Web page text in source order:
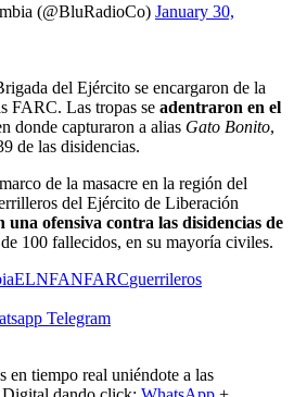
(@BluRadioCo) January 30,
del Ejército se encargaron de la
FARC. Las tropas se adentraron en el
donde capturaron a alias Gato Bonito,
de las disidencias.
de la masacre en la región del
del Ejército de Liberación
una ofensiva contra las disidencias de
100 fallecidos, en su mayoría civiles.
ELNFANFARCguerrileros
Telegram
en tiempo real uniéndote a las